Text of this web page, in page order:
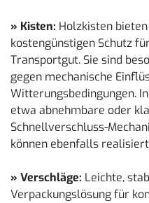
» Kisten: Holzkisten
kostengünstigen Schutz
Transportgut. Sie sind
gegen mechanische
Witterungsbedingungen.
etwa abnehmbare oder
Schnellverschluss-
können ebenfalls
» Verschläge: Leichte,
Verpackungslösung für